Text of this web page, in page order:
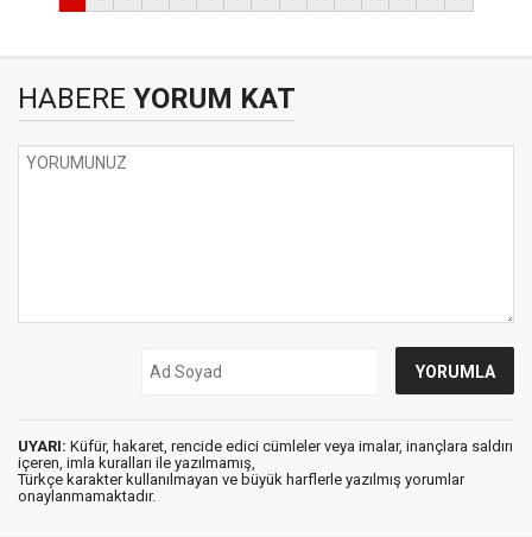
HABERE YORUM KAT
UYARI: Küfür, hakaret, rencide edici cümleler veya imalar, inançlara saldırı
içeren, imla kuralları ile yazılmamış,
Türkçe karakter kullanılmayan ve büyük harflerle yazılmış yorumlar
onaylanmamaktadır.